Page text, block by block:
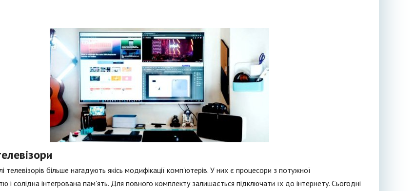
телевізорів більше нагадують якісь модифікації комп'ютерів. У них є процесори з потужної
і солідна інтегрована пам'ять. Для повного комплекту залишається підключати їх до інтернету. Сьогодні